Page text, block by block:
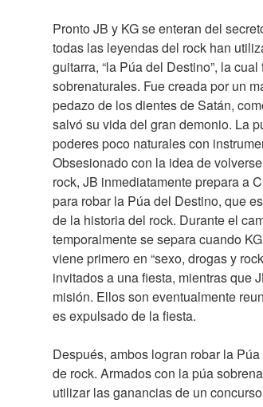
Pronto JB y KG se enteran del
todas las leyendas del rock han
guitarra, “la Púa del Destino”, la
sobrenaturales. Fue creada por un
pedazo de los dientes de Satán,
salvó su vida del gran demonio. La
poderes poco naturales con
Obsesionado con la idea de
rock, JB inmediatamente prepara a
para robar la Púa del Destino, que
de la historia del rock. Durante el
temporalmente se separa cuando
viene primero en “sexo, drogas y
invitados a una fiesta, mientras que
misión. Ellos son eventualmente
es expulsado de la fiesta.
Después, ambos logran robar la
de rock. Armados con la púa
utilizar las ganancias de un